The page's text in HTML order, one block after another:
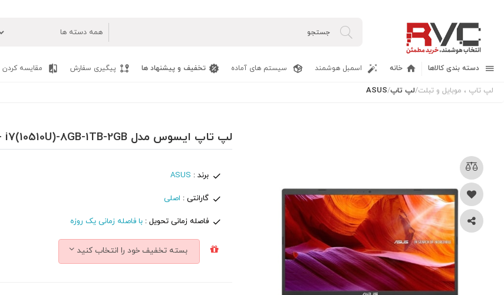
دسته بندی کالاها خانه اسمبل هوشمند سیستم های آماده تخفیف و پیشنهاد ها پیگیری سفارش مقایسه کردن
لپ تاپ ، موبایل و تبلت/لپ تاپ/
ASUS
لپ تاپ ایسوس مدل ASUS VivoBook 15 R545FB - i7(10510U)-8GB-1TB-2GB
برند : ASUS
گارانتی : اصلی
فاصله زمانی تحویل : با فاصله زمانی یک روزه
بسته تخفیف خود را انتخاب کنید